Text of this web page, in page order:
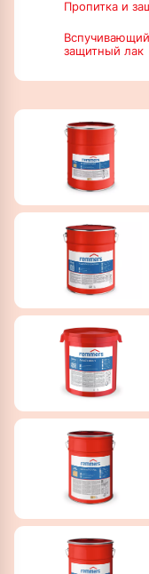
Пропитка и
защитный лак